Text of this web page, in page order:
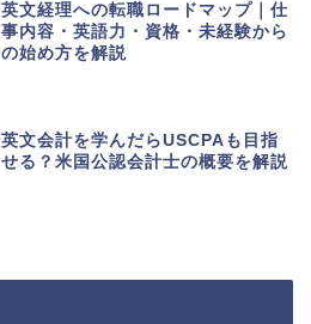
英文経理への転職ロードマップ｜仕
事内容・英語力・資格・未経験から
の始め方を解説
英文会計を学んだらUSCPAも目指
せる？米国公認会計士の概要を解説